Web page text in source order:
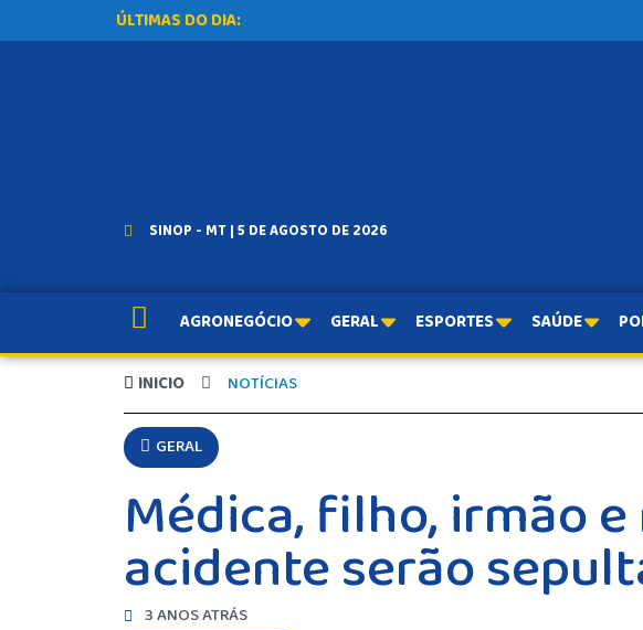
ÚLTIMAS DO DIA:
SINOP - MT | 5 DE AGOSTO DE 2026
AGRONEGÓCIO GERAL ESPORTES SAÚDE
INICIO NOTÍCIAS
GERAL
Médica, filho, irmão
acidente serão
3 ANOS ATRÁS